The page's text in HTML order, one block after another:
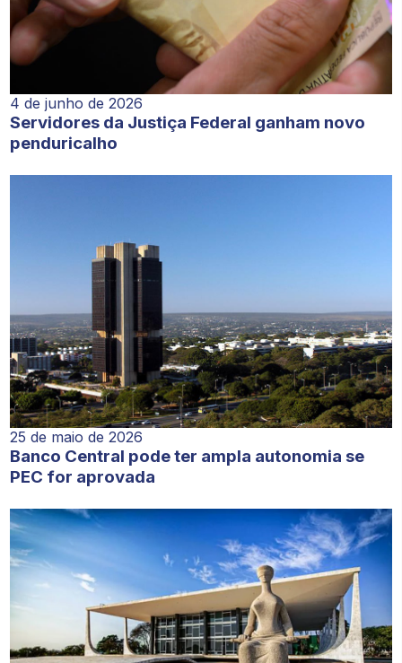
4 de junho de 2026
Servidores da Justiça Federal ganham novo
penduricalho
25 de maio de 2026
Banco Central pode ter ampla autonomia se
PEC for aprovada